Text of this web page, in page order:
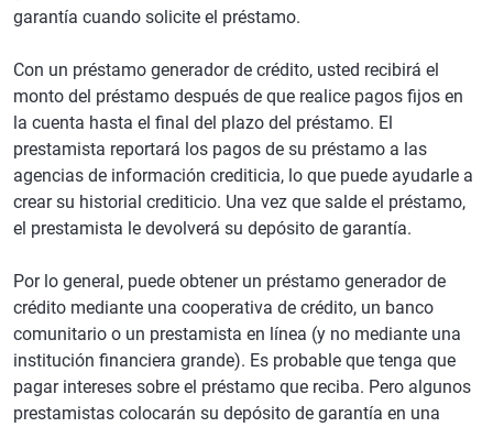
garantía cuando solicite el préstamo.
Con un préstamo generador de crédito, usted recibirá el
monto del préstamo después de que realice pagos fijos en
la cuenta hasta el final del plazo del préstamo. El
prestamista reportará los pagos de su préstamo a las
agencias de información crediticia, lo que puede ayudarle a
crear su historial crediticio. Una vez que salde el préstamo,
el prestamista le devolverá su depósito de garantía.
Por lo general, puede obtener un préstamo generador de
crédito mediante una cooperativa de crédito, un banco
comunitario o un prestamista en línea (y no mediante una
institución financiera grande). Es probable que tenga que
pagar intereses sobre el préstamo que reciba. Pero algunos
prestamistas colocarán su depósito de garantía en una